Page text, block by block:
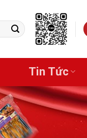
Tin Tức